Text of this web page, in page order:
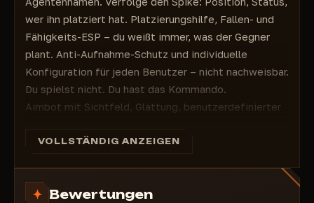
wer ihn platziert hat. Platzierungshilfe, Fallen- und
Fähigkeits-ESP – du weißt immer, was der Gegner
plant. Anti-Aufnahme-Schutz und individuelle
Konfiguration für jeden Benutzer – nicht nachweisbar.
Du spielst nicht. Du hast das Kommando.
Aimbot mit Sichtfeld, Glättung, benutzerdefinierter
Sichtbarkeitsprüfung – nur echte Ziele, keine
vollständige Gegner-ID
VOLLSTÄNDIG ANZEIGEN
Bewertungen